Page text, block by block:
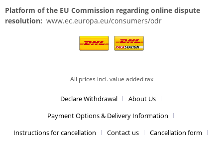
Platform of the EU Commission regarding online dispute
resolution: www.ec.europa.eu/consumers/odr
All prices incl. value added tax
Declare Withdrawal
About Us
Payment Options & Delivery Information
Instructions for cancellation
Contact us
Cancellation form